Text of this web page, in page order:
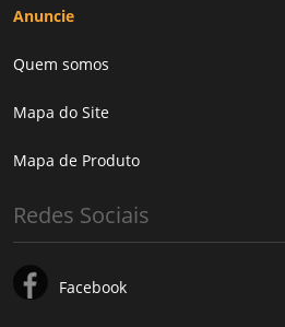
Anuncie
Quem somos
Mapa do Site
Mapa de Produto
Redes Sociais
Facebook